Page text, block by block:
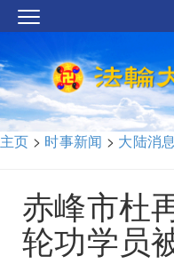
主页 > 时事新闻 > 大陆消息
赤峰市杜
轮功学员